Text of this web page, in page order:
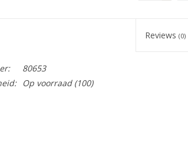
Reviews(0)
80653
Op voorraad(100)